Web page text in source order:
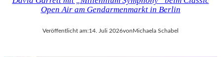
Open Air am Gendarmenmarkt in Berlin
Veröffentlicht am:14. Juli 2026vonMichaela Schabel